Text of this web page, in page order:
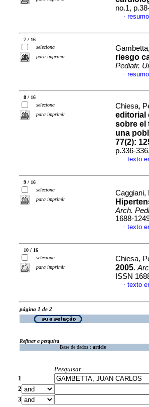
no.1,
·
7 / 16
seleciona
para imprimir
riesgo
Pediatr.
·
8 / 16
seleciona
para imprimir
Chiesa,
editorial
sobre el
una
77(2):
p.336-
· texto
9 / 16
seleciona
para imprimir
Caggiani,
Arch.
1688-
· texto
10 / 16
seleciona
para imprimir
Chiesa,
2005.
ISSN
· texto
página 1 de 2
Refinar a pesquisa
Base de dados : article
Pesquisar
1
2
3